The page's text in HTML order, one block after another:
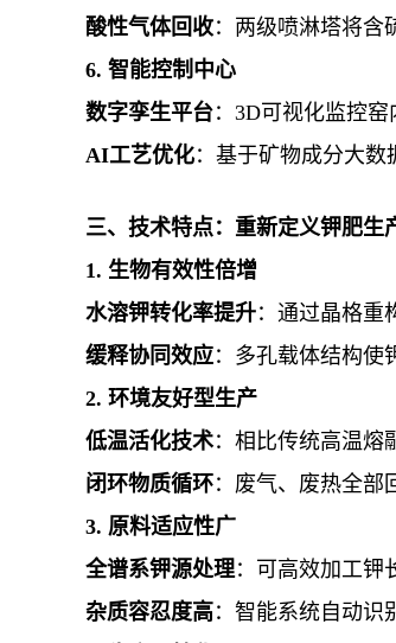
酸性气体回收：两级喷淋塔将含
6. 智能控制中心
数字孪生平台：3D可视化监控窑
AI工艺优化：基于矿物成分大数
三、技术特点：重新定义钾肥生
1. 生物有效性倍增
水溶钾转化率提升：通过晶格重
缓释协同效应：多孔载体结构使
2. 环境友好型生产
低温活化技术：相比传统高温熔
闭环物质循环：废气、废热全部
3. 原料适应性广
全谱系钾源处理：可高效加工钾
杂质容忍度高：智能系统自动识